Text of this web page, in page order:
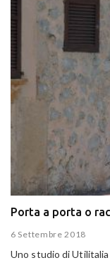
Porta a porta o
6 Settembre 2018
Uno studio di